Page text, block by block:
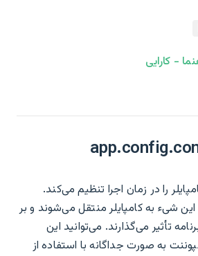
- کارایی
را در زمان اجرا تنظیم می‌کند.
شیء به کامپایلر منتقل می‌شوند و بر
تأثیر می‌گذارند. می‌توانید این
به صورت جداگانه با استفاده از